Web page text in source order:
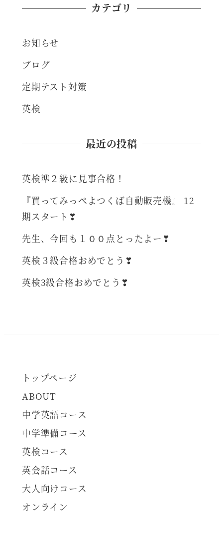
カテゴリ
お知らせ
ブログ
定期テスト対策
英検
最近の投稿
英検準２級に見事合格！
『買ってみっぺよつくば自動販売機』 12
期スタート❣
先生、今回も１００点とったよー❣
英検３級合格おめでとう❣
英検3級合格おめでとう❣
トップページ
ABOUT
中学英語コース
中学準備コース
英検コース
英会話コース
大人向けコース
オンライン